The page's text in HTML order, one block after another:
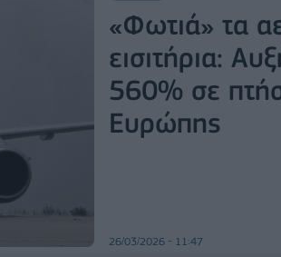
«Φωτιά» τα
εισιτήρια:
560% σε
Ευρώπης
26/03/2026 - 11:47